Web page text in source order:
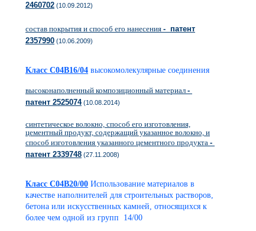
2460702 (10.09.2012)
состав покрытия и способ его нанесения - патент
2357990 (10.06.2009)
Класс C04B16/04 высокомолекулярные соединения
высоконаполненный композиционный материал -
патент 2525074(10.08.2014)
синтетическое волокно, способ его изготовления,
цементный продукт, содержащий указанное волокно, и
способ изготовления указанного цементного продукта -
патент 2339748 (27.11.2008)
Класс C04B20/00 Использование материалов в
качестве наполнителей для строительных растворов,
бетона или искусственных камней, относящихся к
более чем одной из групп 14/00